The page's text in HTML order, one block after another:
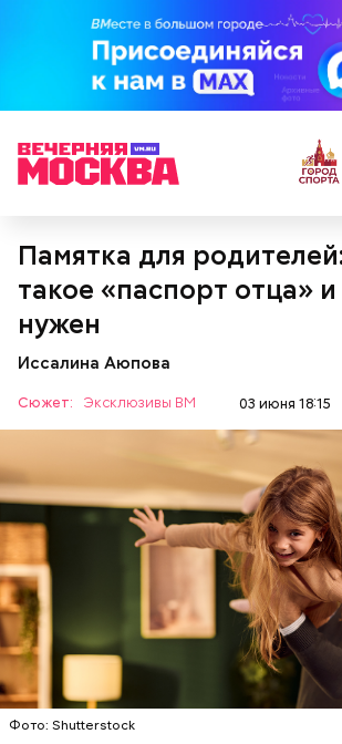
Памятка для
такое «паспорт отца»
нужен
Иссалина Аюпова
Сюжет: Эксклюзивы ВМ 03 июня 18:15
Фото: Shutterstock